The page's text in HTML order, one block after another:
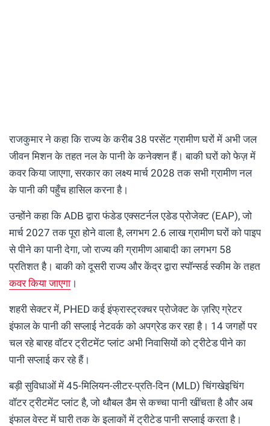
राजकुमार ने कहा कि राज्य के करीब 38 परसेंट ग्रामीण घरों में अभी जल
जीवन मिशन के तहत नल के पानी के कनेक्शन हैं। बाकी घरों को फेज़ में
कवर किया जाएगा, सरकार का लक्ष्य मार्च 2028 तक सभी ग्रामीण नल
के पानी की पहुँच हासिल करना है।
उन्होंने कहा कि ADB द्वारा फंडेड एक्सटर्नल एडेड प्रोजेक्ट (EAP), जो
मार्च 2027 तक पूरा होने वाला है, लगभग 2.6 लाख ग्रामीण घरों को पाइप
से पीने का पानी देगा, जो राज्य की ग्रामीण आबादी का लगभग 58
प्रतिशत है। बाकी को दूसरी राज्य और केंद्र द्वारा स्पॉन्सर्ड स्कीम के तहत
कवर किया जाएगा ।
शहरी सेक्टर में, PHED कई इंफ्रास्ट्रक्चर प्रोजेक्ट के ज़रिए ग्रेटर
इंफाल के पानी की सप्लाई नेटवर्क को अपग्रेड कर रहा है। 14 जगहों पर
चल रहे बारह वॉटर ट्रीटमेंट प्लांट अभी निवासियों को ट्रीटेड पीने का
पानी सप्लाई कर रहे हैं।
बड़ी सुविधाओं में 45-मिलियन-लीटर-प्रति-दिन (MLD) चिंगखेइचिंग
वॉटर ट्रीटमेंट प्लांट है, जो थौबल डैम से कच्चा पानी खींचता है और अब
इंफाल वेस्ट में घारी तक के इलाकों में ट्रीटेड पानी सप्लाई करता है।